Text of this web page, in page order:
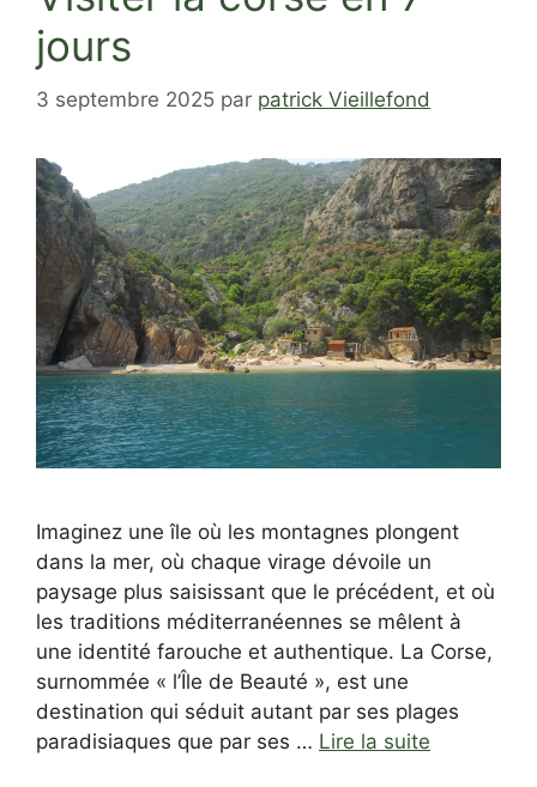
jours
3 septembre 2025 par patrick Vieillefond
Imaginez une île où les montagnes plongent
dans la mer, où chaque virage dévoile un
paysage plus saisissant que le précédent, et où
les traditions méditerranéennes se mêlent à
une identité farouche et authentique. La Corse,
surnommée « l’Île de Beauté », est une
destination qui séduit autant par ses plages
paradisiaques que par ses … Lire la suite